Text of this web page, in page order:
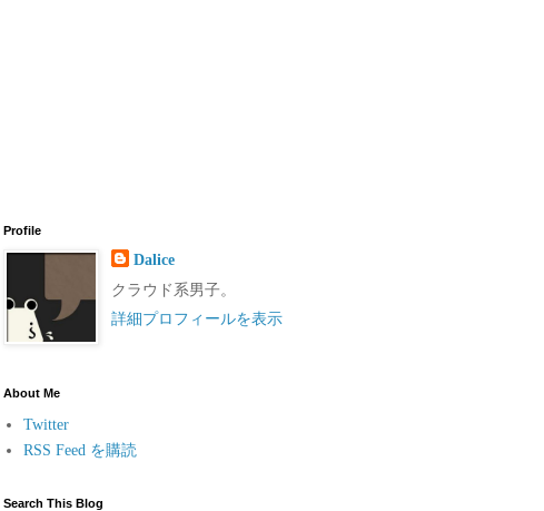
Profile
Dalice
クラウド系男子。
詳細プロフィールを表示
About Me
Twitter
RSS Feed を購読
Search This Blog